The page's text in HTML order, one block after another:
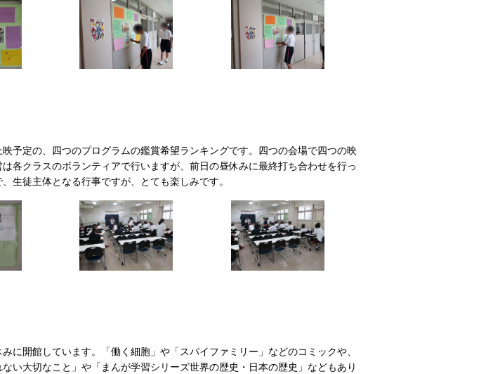
予定の、四つのプログラムの鑑賞希望ランキングです。四つの会場で四つの映
各クラスのボランティアで行いますが、前日の昼休みに最終打ち合わせを行っ
生徒主体となる行事ですが、とても楽しみです。
に開館しています。「働く細胞」や「スパイファミリー」などのコミックや、
ない大切なこと」や「まんが学習シリーズ世界の歴史・日本の歴史」などもあり